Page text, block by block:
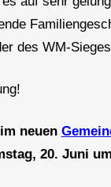
des WM-
neuen
20. Juni